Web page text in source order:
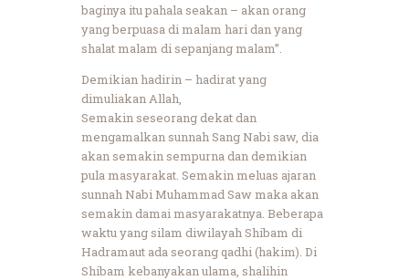
baginya itu pahala seakan – akan orang
yang berpuasa di malam hari dan yang
shalat malam di sepanjang malam”.
Demikian hadirin – hadirat yang
dimuliakan Allah,
Semakin seseorang dekat dan
mengamalkan sunnah Sang Nabi saw, dia
akan semakin sempurna dan demikian
pula masyarakat. Semakin meluas ajaran
sunnah Nabi Muhammad Saw maka akan
semakin damai masyarakatnya. Beberapa
waktu yang silam diwilayah Shibam di
Hadramaut ada seorang qadhi (hakim). Di
Shibam kebanyakan ulama, shalihin